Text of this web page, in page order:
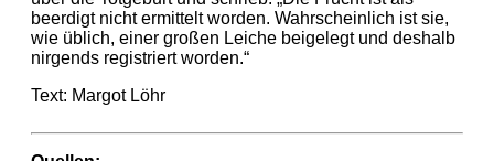
beerdigt nicht ermittelt worden. Wahrscheinlich ist sie,
wie üblich, einer großen Leiche beigelegt und deshalb
nirgends registriert worden.“
Text: Margot Löhr